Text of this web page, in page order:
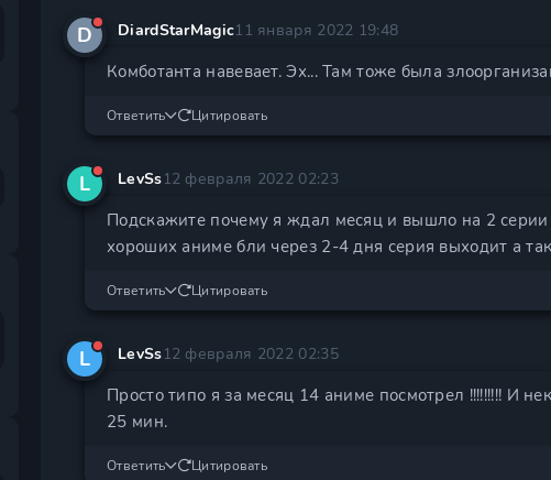
D DiardStarMagic11 января 2022 19:48
Комботанта навевает. Эх... Там тоже была
Ответить Цитировать
L LevSs12 февраля 2022 02:23
Подскажите почему я ждал месяц и вышло на 2
хороших аниме бли через 2-4 дня серия выходит а
Ответить Цитировать
L LevSs12 февраля 2022 02:35
Просто типо я за месяц 14 аниме посмотрел !!!!!!!!! И
25 мин.
Ответить Цитировать